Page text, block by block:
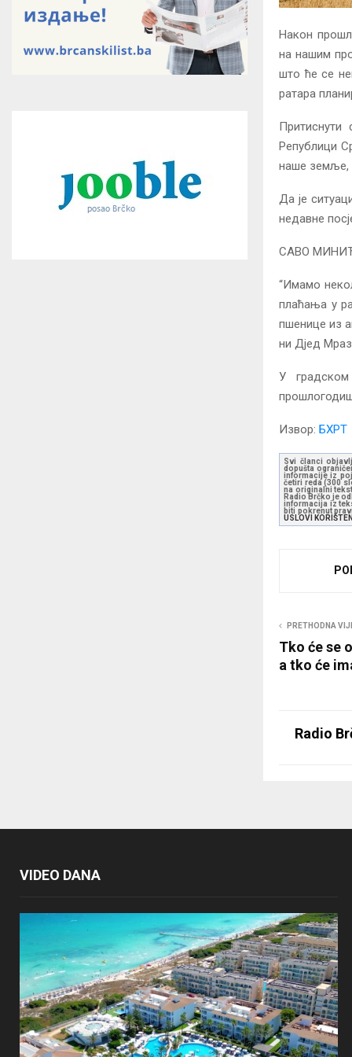
Након
на нашим
што ће се
ратара
Републици
наше земље,
Да је
недавне
САВО МИНИЋ,
“Имамо
плаћања у
пшенице из
ни Дјед
У
Извор: БХРТ
Svi članci
dopušta
informacije iz
četiri reda (300
na originalni
Radio Brčko je
informacija iz
biti pokrenut
USLOVI
PRETHODNA
Tko će se
a tko će
Radio
VIDEO DANA